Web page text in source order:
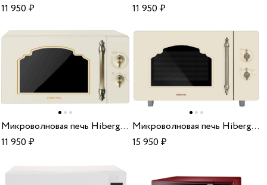
11 950₽
11 950₽
Микроволновая печь Hiberg VM-4288 YR
11 950₽
Микроволновая печь Hiberg VM-4582 YR
15 950₽